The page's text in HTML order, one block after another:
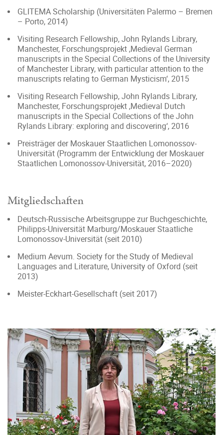
GLITEMA Scholarship (Universitäten Palermo – Bremen
– Porto, 2014)
Visiting Research Fellowship, John Rylands Library,
Manchester, Forschungsprojekt ‚Medieval German
manuscripts in the Special Collections of the University
of Manchester Library, with particular attention to the
manuscripts relating to German Mysticism‘, 2015
Visiting Research Fellowship, John Rylands Library,
Manchester, Forschungsprojekt ‚Medieval Dutch
manuscripts in the Special Collections of the John
Rylands Library: exploring and discovering‘, 2016
Preisträger der Moskauer Staatlichen Lomonossov-
Universität (Programm der Entwicklung der Moskauer
Staatlichen Lomonossov-Universität, 2016–2020)
Mitgliedschaften
Deutsch-Russische Arbeitsgruppe zur Buchgeschichte,
Philipps-Universität Marburg/Moskauer Staatliche
Lomonossov-Universität (seit 2010)
Medium Aevum. Society for the Study of Medieval
Languages and Literature, University of Oxford (seit
2013)
Meister-Eckhart-Gesellschaft (seit 2017)